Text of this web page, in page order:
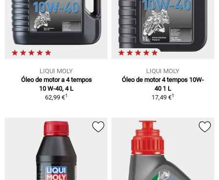
LIQUI MOLY
Óleo de motor a 4 tempos
10 W-40, 4 L
62,99 €1
LIQUI MOLY
Óleo de motor 4 tempos 10W-
40 1 L
17,49 €1